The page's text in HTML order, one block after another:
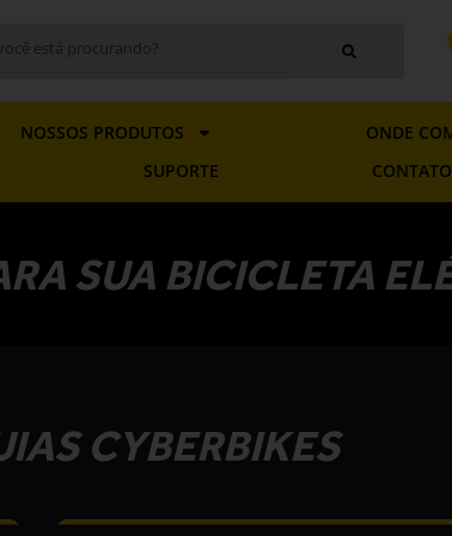
NOSSOS PRODUTOS ONDE
SUPORTE
CONTATO
SUA BICICLETA
CYBERBIKES